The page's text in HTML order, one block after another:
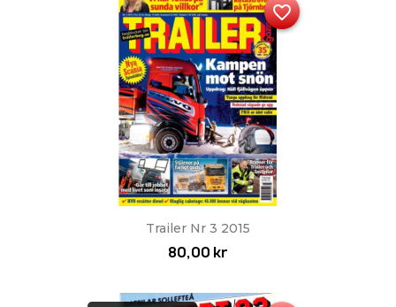
Trailer Nr 3 2015
80,00 kr
favorite_border